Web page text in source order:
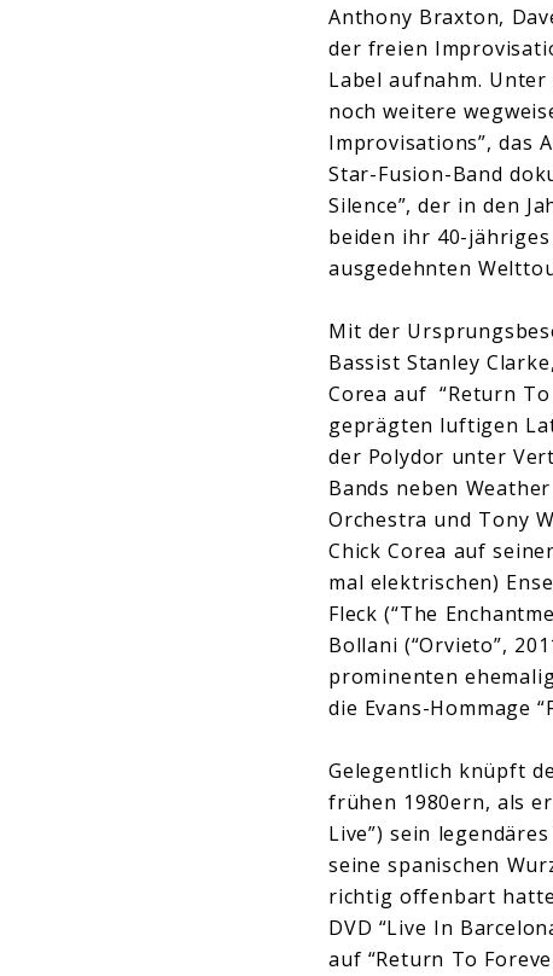
Anthony Braxton,
der freien
Label aufnahm.
noch weitere
Improvisations”, das
Star-Fusion-Band
Silence”, der in den
beiden ihr 40-
ausgedehnten
Mit der
Bassist Stanley
Corea auf “Return
geprägten luftigen
der Polydor unter
Bands neben
Orchestra und Tony
Chick Corea auf
mal elektrischen)
Fleck (“The
Bollani (“Orvieto”,
prominenten
die Evans-Hommage
Gelegentlich knüpft
frühen 1980ern, als
Live”) sein
seine spanischen
richtig offenbart
DVD “Live In
auf “Return To